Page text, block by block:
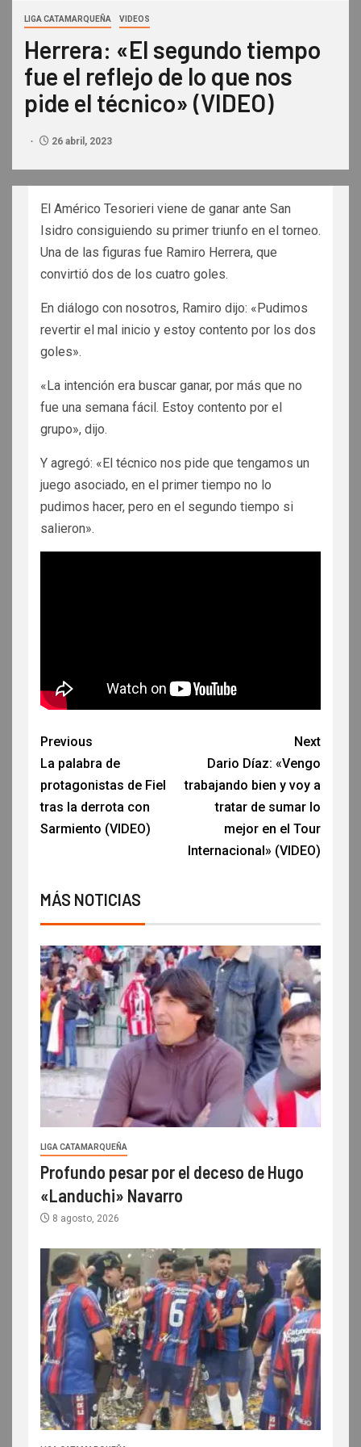
LIGA CATAMARQUEÑA VIDEOS
Herrera: «El segundo tiempo
fue el reflejo de lo que nos
pide el técnico» (VIDEO)
26 abril, 2023
El Américo Tesorieri viene de ganar ante San
Isidro consiguiendo su primer triunfo en el torneo.
Una de las figuras fue Ramiro Herrera, que
convirtió dos de los cuatro goles.
En diálogo con nosotros, Ramiro dijo: «Pudimos
revertir el mal inicio y estoy contento por los dos
goles».
«La intención era buscar ganar, por más que no
fue una semana fácil. Estoy contento por el
grupo», dijo.
Y agregó: «El técnico nos pide que tengamos un
juego asociado, en el primer tiempo no lo
pudimos hacer, pero en el segundo tiempo si
salieron».
Previous
La palabra de
protagonistas de Fiel
tras la derrota con
Sarmiento (VIDEO)
Next
Dario Díaz: «Vengo
trabajando bien y voy a
tratar de sumar lo
mejor en el Tour
Internacional» (VIDEO)
MÁS NOTICIAS
LIGA CATAMARQUEÑA
Profundo pesar por el deceso de Hugo
«Landuchi» Navarro
8 agosto, 2026